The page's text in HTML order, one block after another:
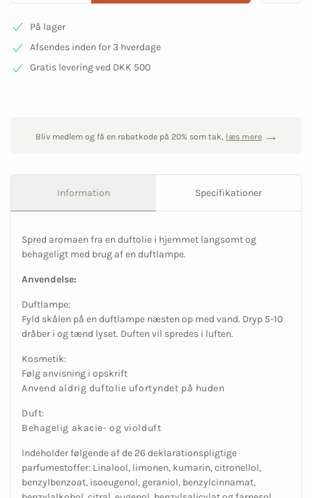
På lager
Afsendes inden for 3 hverdage
Gratis levering ved DKK 500
Bliv medlem og få en rabatkode på 20% som tak, læs mere
Information Specifikationer
Spred aromaen fra en duftolie i hjemmet langsomt og
behageligt med brug af en duftlampe.
Anvendelse:
Duftlampe:
Fyld skålen på en duftlampe næsten op med vand. Dryp 5-10
dråber i og tænd lyset. Duften vil spredes i luften.
Kosmetik:
Følg anvisning i opskrift
Anvend aldrig duftolie ufortyndet på huden
Duft:
Behagelig akacie- og violduft
Indeholder følgende af de 26 deklarationspligtige
parfumestoffer: Linalool, limonen, kumarin, citronellol,
benzylbenzoat, isoeugenol, geraniol, benzylcinnamat,